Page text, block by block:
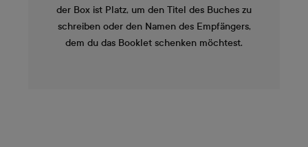
der Box ist Platz, um den Titel des Buches zu
schreiben oder den Namen des Empfängers,
dem du das Booklet schenken möchtest.